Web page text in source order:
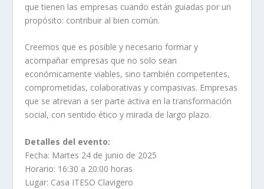
que tienen las empresas cuando están guiadas por un
propósito: contribuir al bien común.
Creemos que es posible y necesario formar y
acompañar empresas que no solo sean
económicamente viables, sino también competentes,
comprometidas, colaborativas y compasivas. Empresas
que se atrevan a ser parte activa en la transformación
social, con sentido ético y mirada de largo plazo.
Detalles del evento:
Fecha: Martes 24 de junio de 2025
Horario: 16:30 a 20:00 horas
Lugar: Casa ITESO Clavigero